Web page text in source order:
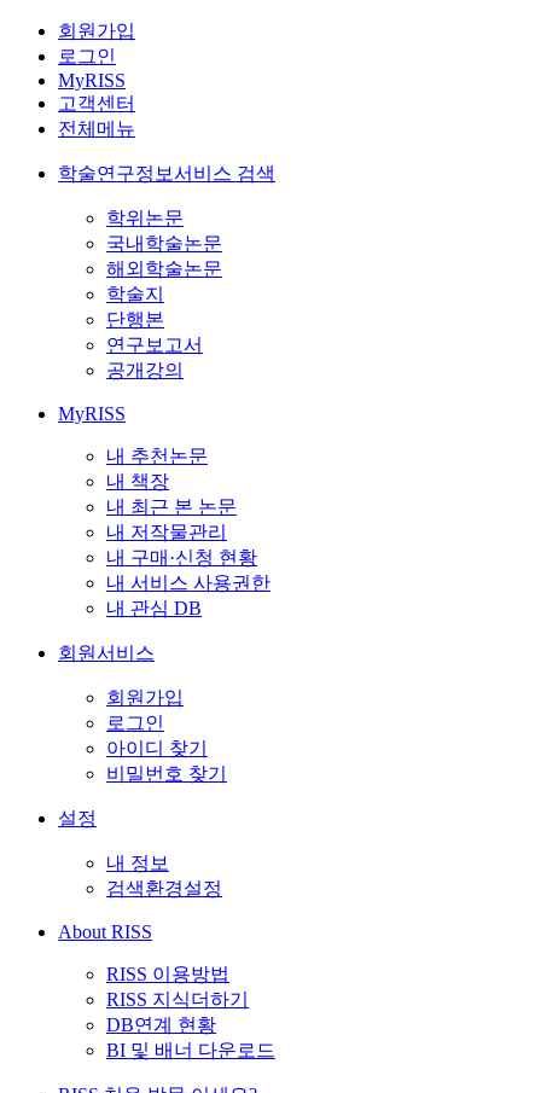
회원가입
로그인
MyRISS
고객센터
전체메뉴
학술연구정보서비스 검색
학위논문
국내학술논문
해외학술논문
학술지
단행본
연구보고서
공개강의
MyRISS
내 추천논문
내 책장
내 최근 본 논문
내 저작물관리
내 구매·신청 현황
내 서비스 사용권한
내 관심 DB
회원서비스
회원가입
로그인
아이디 찾기
비밀번호 찾기
설정
내 정보
검색환경설정
About RISS
RISS 이용방법
RISS 지식더하기
DB연계 현황
BI 및 배너 다운로드